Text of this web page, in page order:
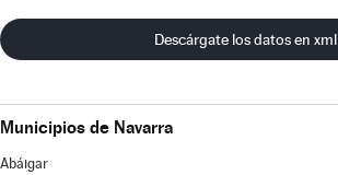
Descárgate los datos en xml
Municipios de Navarra
Abáigar